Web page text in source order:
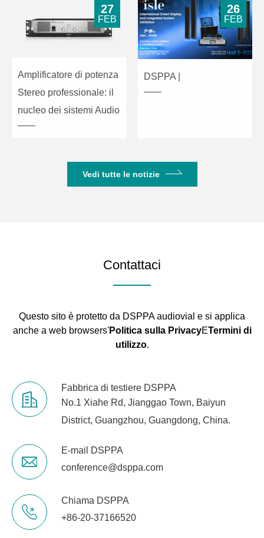
Amplificatore di potenza
Stereo professionale: il
nucleo dei sistemi Audio
27
FEB
DSPPA |
26
FEB
Vedi tutte le notizie
Contattaci
Questo sito è protetto da DSPPA audiovial e si applica
anche a web browsers'Politica sulla PrivacyETermini di
utilizzo.
Fabbrica di testiere DSPPA
No.1 Xiahe Rd, Jianggao Town, Baiyun
District, Guangzhou, Guangdong, China.
E-mail DSPPA
conference@dsppa.com
Chiama DSPPA
+86-20-37166520